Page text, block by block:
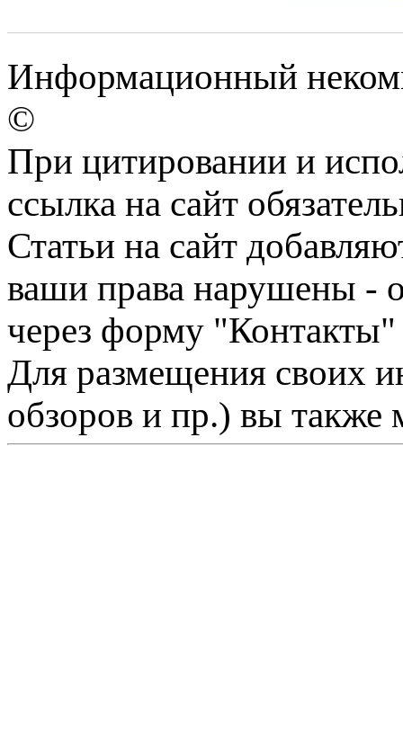
Информационный
©
При цитировании и
ссылка на сайт
Статьи на сайт
ваши права нарушены -
через форму "Контакты"
Для размещения своих
обзоров и пр.) вы также